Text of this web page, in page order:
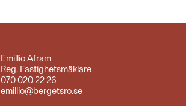
Emillio Afram
Reg. Fastighetsmäklare
070 020 22 26
emillio@bergetsro.se